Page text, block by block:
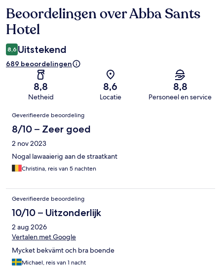
Beoordelingen
Beoordelingen over Abba Sants
Hotel
8,6 Uitstekend
689 beoordelingen
8,8
Netheid
8,6
Locatie
8,8
Personeel en service
Beoordelingen
Geverifieerde beoordeling
8/10 – Zeer goed
2 nov 2023
Nogal lawaaierig aan de straatkant
Christina, reis van 5 nachten
Geverifieerde beoordeling
10/10 – Uitzonderlijk
2 aug 2026
Vertalen met Google
Mycket bekvämt och bra boende
Michael, reis van 1 nacht